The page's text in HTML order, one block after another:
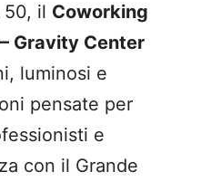
50, il Coworking
Gravity Center
luminosi e
pensate per
e
con il Grande